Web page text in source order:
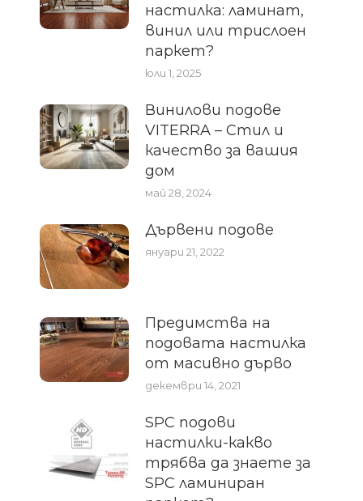
настилка: ламинат,
винил или трислоен
паркет?
юли 1, 2025
Винилови подове
VITERRA – Стил и
качество за вашия
дом
май 28, 2024
Дървени подове
януари 21, 2022
Предимства на
подовата настилка
от масивно дърво
декември 14, 2021
SPC подови
настилки-какво
трябва да знаете за
SPC ламиниран